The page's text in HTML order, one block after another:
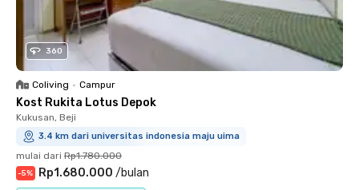
360
Coliving • Campur
Kost Rukita Lotus Depok
Kukusan, Beji
3.4 km dari universitas indonesia maju uima
mulai dari Rp1.780.000
-5% Rp1.680.000 /bulan